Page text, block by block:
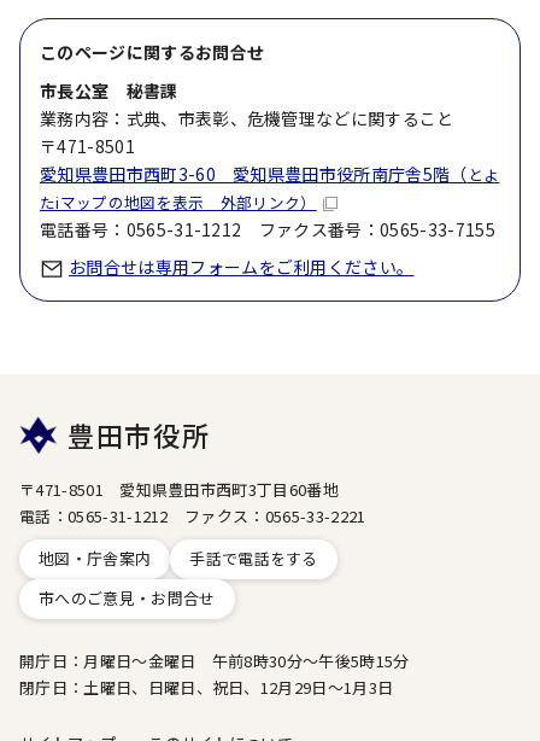
このページに関するお問合せ
市長公室 秘書課
業務内容：式典、市表彰、危機管理などに関すること
〒471-8501
愛知県豊田市西町3-60 愛知県豊田市役所南庁舎5階（ とよ
たiマップの地図を表示 外部リンク）
電話番号：0565-31-1212 ファクス番号：0565-33-7155
お問合せは専用フォームをご利用ください。
豊田市役所
〒471-8501 愛知県豊田市西町3丁目60番地
電話：0565-31-1212 ファクス：0565-33-2221
地図・庁舎案内
手話で電話をする
市へのご意見・お問合せ
開庁日：月曜日～金曜日 午前8時30分～午後5時15分
閉庁日：土曜日、日曜日、祝日、12月29日～1月3日